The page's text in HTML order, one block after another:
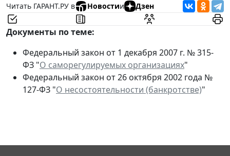
Читать ГАРАНТ.РУ в
Новостии Дзен
Документы по теме:
Федеральный закон от 1 декабря 2007 г. № 315-
ФЗ "О саморегулируемых организациях"
Федеральный закон от 26 октября 2002 года №
127-ФЗ "О несостоятельности (банкротстве)"